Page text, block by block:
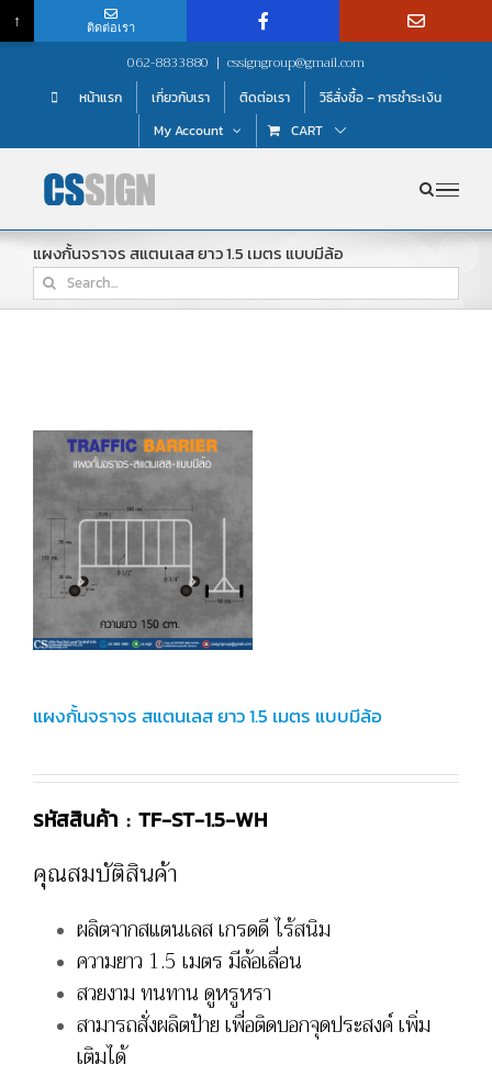
content
062-8833880 | cssigngroup@gmail.com
หน้าแรก เกี่ยวกับเรา ติดต่อเรา
วิธีสั่งซื้อ – การชำระเงิน
My Account
CART
แผงกั้นจราจร สแตนเลส ยาว 1.5 เมตร แบบมีล้อ
Search
for:
แผงกั้นจราจร สแตนเลส ยาว 1.5 เมตร แบบมีล้อ
รหัสสินค้า : TF-ST-1.5-WH
คุณสมบัติสินค้า
ผลิตจากสแตนเลส เกรดดี ไร้สนิม
ความยาว 1.5 เมตร มีล้อเลื่อน
สวยงาม ทนทาน ดูหรูหรา
สามารถสั่งผลิตป้าย เพื่อติดบอกจุดประสงค์ เพิ่ม
เติมได้
↑ ติดต่อเรา